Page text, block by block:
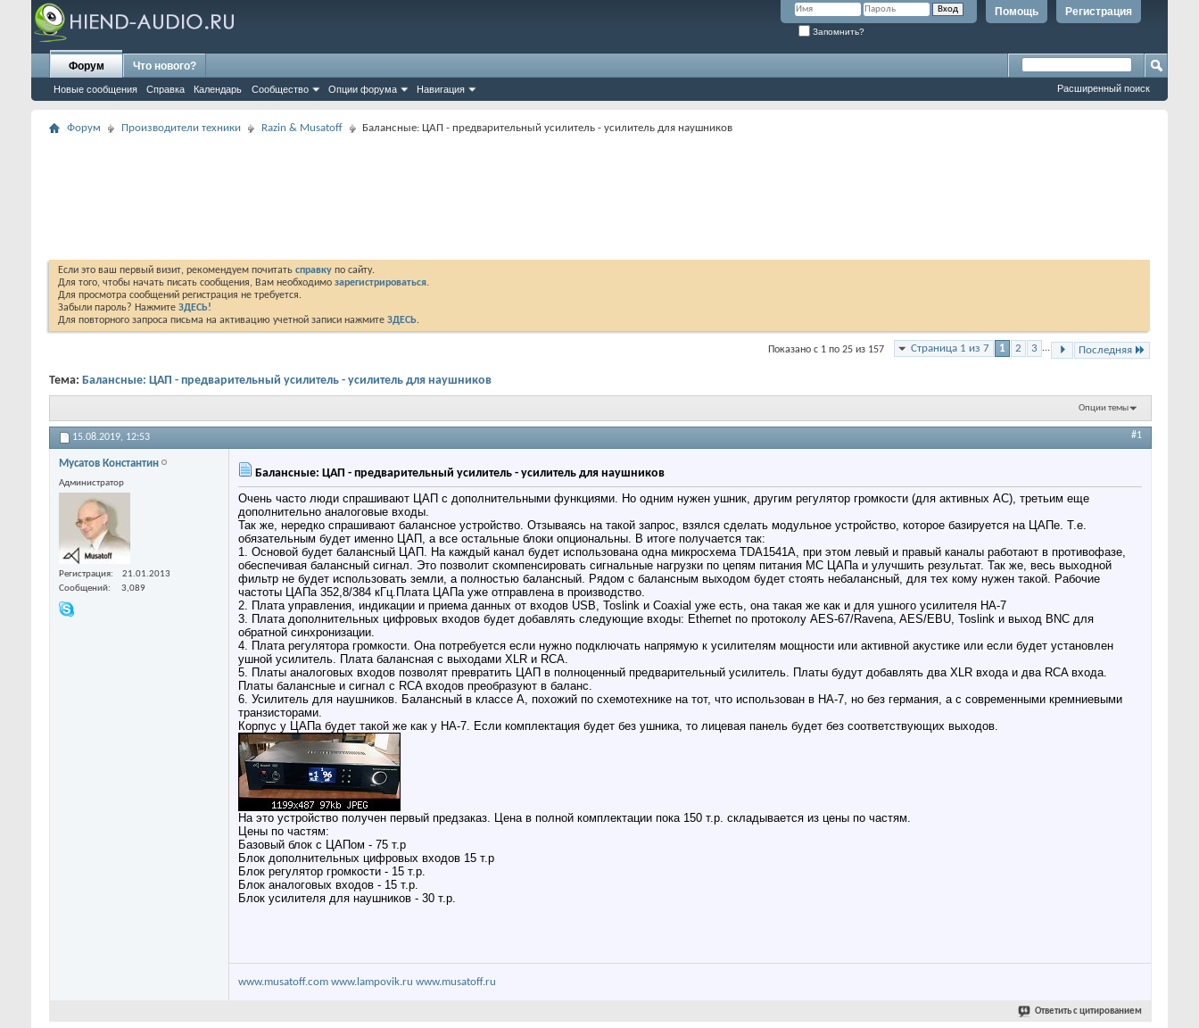
Регистрация
Помощь
Запомнить?
Форум
Новые сообщения Справка Календарь Сообщество Опции форума Навигация
Что нового?
Расширенный поиск
Форум Производители техники Razin & Musatoff Балансные: ЦАП - предварительный усилитель - усилитель для наушников
Если это ваш первый визит, рекомендуем почитать справку по сайту.
Для того, чтобы начать писать сообщения, Вам необходимо зарегистрироваться.
Для просмотра сообщений регистрация не требуется.
Забыли пароль? Нажмите ЗДЕСЬ!
Для повторного запроса письма на активацию учетной записи нажмите ЗДЕСЬ.
Страница 1 из 7 1 2 3 ... Последняя
Показано с 1 по 25 из 157
Тема: Балансные: ЦАП - предварительный усилитель - усилитель для наушников
Опции темы
15.08.2019, 12:53 #1
Мусатов Константин
Администратор
Регистрация
21.01.2013
Сообщений
3,089
Балансные: ЦАП - предварительный усилитель - усилитель для наушников
Очень часто люди спрашивают ЦАП с дополнительными функциями. Но одним нужен ушник, другим регулятор громкости (для активных АС), третьим еще
дополнительно аналоговые входы.
Так же, нередко спрашивают балансное устройство. Отзываясь на такой запрос, взялся сделать модульное устройство, которое базируется на ЦАПе. Т.е.
обязательным будет именно ЦАП, а все остальные блоки опциональны. В итоге получается так:
1. Основой будет балансный ЦАП. На каждый канал будет использована одна микросхема TDA1541A, при этом левый и правый каналы работают в противофазе,
обеспечивая балансный сигнал. Это позволит скомпенсировать сигнальные нагрузки по цепям питания МС ЦАПа и улучшить результат. Так же, весь выходной
фильтр не будет использовать земли, а полностью балансный. Рядом с балансным выходом будет стоять небалансный, для тех кому нужен такой. Рабочие
частоты ЦАПа 352,8/384 кГц.Плата ЦАПа уже отправлена в производство.
2. Плата управления, индикации и приема данных от входов USB, Toslink и Coaxial уже есть, она такая же как и для ушного усилителя HA-7
3. Плата дополнительных цифровых входов будет добавлять следующие входы: Ethernet по протоколу AES-67/Ravena, AES/EBU, Toslink и выход BNC для
обратной синхронизации.
4. Плата регулятора громкости. Она потребуется если нужно подключать напрямую к усилителям мощности или активной акустике или если будет установлен
ушной усилитель. Плата балансная с выходами XLR и RCA.
5. Платы аналоговых входов позволят превратить ЦАП в полноценный предварительный усилитель. Платы будут добавлять два XLR входа и два RCA входа.
Платы балансные и сигнал с RCA входов преобразуют в баланс.
6. Усилитель для наушников. Балансный в классе А, похожий по схемотехнике на тот, что использован в HA-7, но без германия, а с современными кремниевыми
транзисторами.
Корпус у ЦАПа будет такой же как у HA-7. Если комплектация будет без ушника, то лицевая панель будет без соответствующих выходов.
На это устройство получен первый предзаказ. Цена в полной комплектации пока 150 т.р. складывается из цены по частям.
Цены по частям:
Базовый блок с ЦАПом - 75 т.р
Блок дополнительных цифровых входов 15 т.р
Блок регулятор громкости - 15 т.р.
Блок аналоговых входов - 15 т.р.
Блок усилителя для наушников - 30 т.р.
www.musatoff.com www.lampovik.ru www.musatoff.ru
Ответить с цитированием